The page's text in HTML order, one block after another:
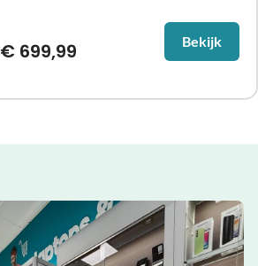
€ 699,99 Bekijk